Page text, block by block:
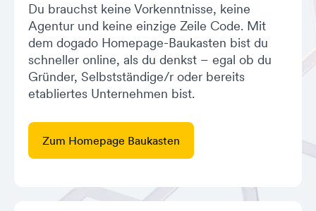
Du brauchst keine Vorkenntnisse, keine
Agentur und keine einzige Zeile Code. Mit
dem dogado Homepage-Baukasten bist du
schneller online, als du denkst – egal ob du
Gründer, Selbstständige/r oder bereits
etabliertes Unternehmen bist.
Zum Homepage Baukasten